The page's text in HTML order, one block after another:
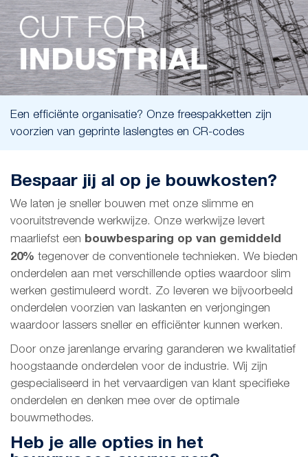
Een efficiënte organisatie? Onze freespakketten zijn
voorzien van geprinte laslengtes en CR-codes
Bespaar jij al op je bouwkosten?
We laten je sneller bouwen met onze slimme en
vooruitstrevende werkwijze. Onze werkwijze levert
maarliefst een bouwbesparing op van gemiddeld
20% tegenover de conventionele technieken. We bieden
onderdelen aan met verschillende opties waardoor slim
werken gestimuleerd wordt. Zo leveren we bijvoorbeeld
onderdelen voorzien van laskanten en verjongingen
waardoor lassers sneller en efficiënter kunnen werken.
Door onze jarenlange ervaring garanderen we kwalitatief
hoogstaande onderdelen voor de industrie. Wij zijn
gespecialiseerd in het vervaardigen van klant specifieke
onderdelen en denken mee over de optimale
bouwmethodes.
Heb je alle opties in het